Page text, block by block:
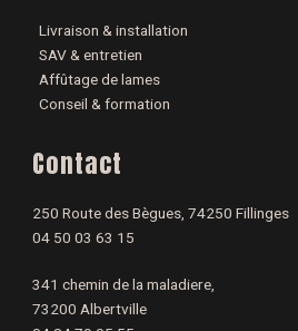
Livraison & installation
SAV & entretien
Affûtage de lames
Conseil & formation
Contact
250 Route des Bègues, 74250 Fillinges
04 50 03 63 15
341 chemin de la maladiere,
73200 Albertville